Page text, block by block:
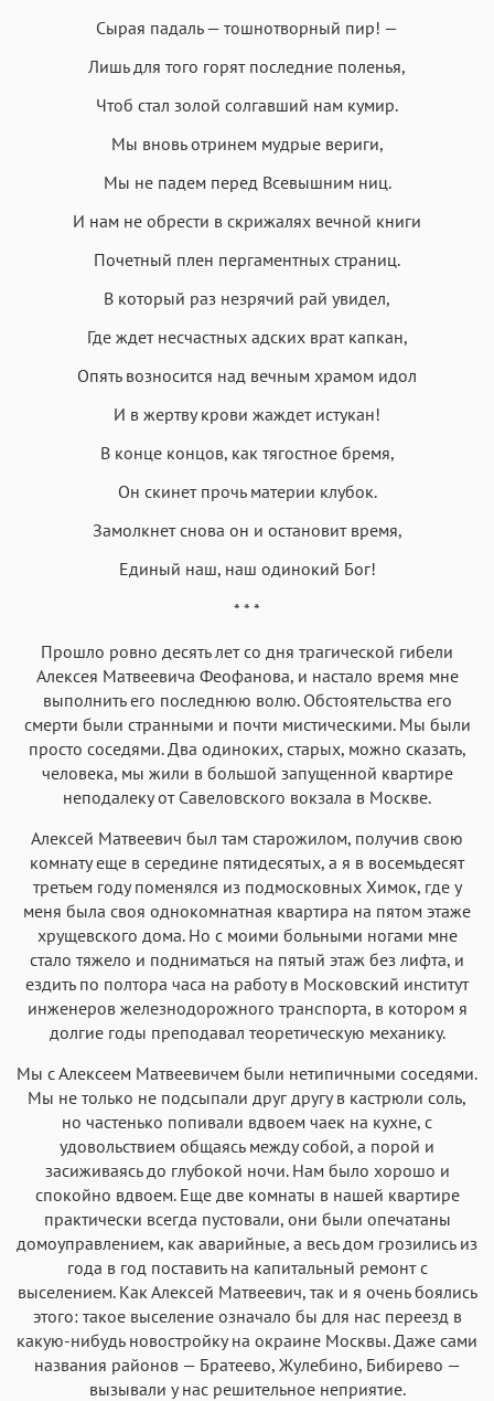
Сырая падаль — тошнотворный пир! —
Лишь для того горят последние поленья,
Чтоб стал золой солгавший нам кумир.
Мы вновь отринем мудрые вериги,
Мы не падем перед Всевышним ниц.
И нам не обрести в скрижалях вечной книги
Почетный плен пергаментных страниц.
В который раз незрячий рай увидел,
Где ждет несчастных адских врат капкан,
Опять возносится над вечным храмом идол
И в жертву крови жаждет истукан!
В конце концов, как тягостное бремя,
Он скинет прочь материи клубок.
Замолкнет снова он и остановит время,
Единый наш, наш одинокий Бог!
* * *
Прошло ровно десять лет со дня трагической гибели
Алексея Матвеевича Феофанова, и настало время мне
выполнить его последнюю волю. Обстоятельства его
смерти были странными и почти мистическими. Мы были
просто соседями. Два одиноких, старых, можно сказать,
человека, мы жили в большой запущенной квартире
неподалеку от Савеловского вокзала в Москве.
Алексей Матвеевич был там старожилом, получив свою
комнату еще в середине пятидесятых, а я в восемьдесят
третьем году поменялся из подмосковных Химок, где у
меня была своя однокомнатная квартира на пятом этаже
хрущевского дома. Но с моими больными ногами мне
стало тяжело и подниматься на пятый этаж без лифта, и
ездить по полтора часа на работу в Московский институт
инженеров железнодорожного транспорта, в котором я
долгие годы преподавал теоретическую механику.
Мы с Алексеем Матвеевичем были нетипичными соседями.
Мы не только не подсыпали друг другу в кастрюли соль,
но частенько попивали вдвоем чаек на кухне, с
удовольствием общаясь между собой, а порой и
засиживаясь до глубокой ночи. Нам было хорошо и
спокойно вдвоем. Еще две комнаты в нашей квартире
практически всегда пустовали, они были опечатаны
домоуправлением, как аварийные, а весь дом грозились из
года в год поставить на капитальный ремонт с
выселением. Как Алексей Матвеевич, так и я очень боялись
этого: такое выселение означало бы для нас переезд в
какую-нибудь новостройку на окраине Москвы. Даже сами
названия районов — Братеево, Жулебино, Бибирево —
вызывали у нас решительное неприятие.